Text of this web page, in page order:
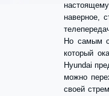
наверное,
Но самым
который
Hyundai
можно
своей